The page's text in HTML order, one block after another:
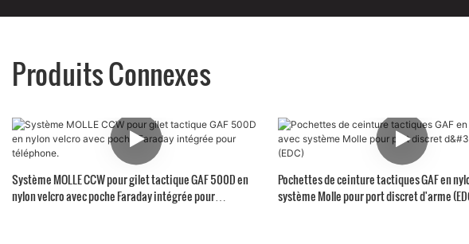
Produits Connexes
Système MOLLE CCW pour gilet tactique GAF 500D en
nylon velcro avec poche Faraday intégrée pour
Pochettes de ceinture tactiques GAF en
système Molle pour port discret d'arme